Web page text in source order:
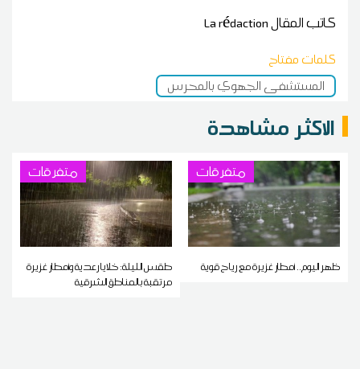
كاتب المقالLa rédaction
كلمات مفتاح
المستشفى الجهوي بالمحرس
الاكثر مشاهدة
متفرقات
ظهر اليوم.. أمطار غزيرة مع رياح قوية
متفرقات
طقس الليلة: خلايا رعدية وأمطار غزيرة
مرتقبة بالمناطق الشرقية